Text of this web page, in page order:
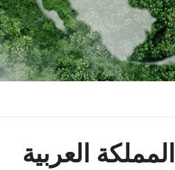
2024 MBBRالمملكة العربية